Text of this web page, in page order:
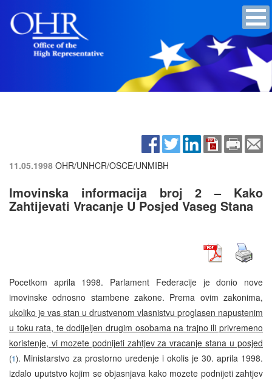
11.05.1998 OHR/UNHCR/OSCE/UNMIBH
Imovinska informacija broj 2 – Kako
Zahtijevati Vracanje U Posjed Vaseg Stana
Pocetkom aprila 1998. Parlament Federacije je donio nove
imovinske odnosno stambene zakone. Prema ovim zakonima,
ukoliko je vas stan u drustvenom vlasnistvu proglasen napustenim
u toku rata, te dodijeljen drugim osobama na trajno ili privremeno
koristenje, vi mozete podnijeti zahtjev za vracanje stana u posjed
(1). Ministarstvo za prostorno uredenje i okolis je 30. aprila 1998.
izdalo uputstvo kojim se objasnjava kako mozete podnijeti zahtjev